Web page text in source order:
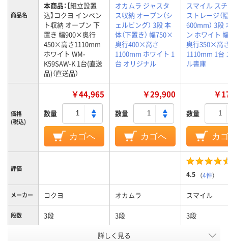
商品名
本商品：【組立設置
込】コクヨ インベン
ト収納 オープン 下
置き 幅900×奥行
450×高さ1110mm
ホワイト WM-
K59SAW-K 1台(直送
品)（直送品）
オカムラ ジャスタ
ス収納 オープン（シ
ェルビング） 3段 本
体（下置き） 幅750×
奥行400×高さ
1100mm ホワイト 1
台 オリジナル
スマイル ス
ストレージ（
600mm） 3段
ン ホワイト
奥行350×高
1110mm 1台
ル書庫
価格
(税込)
￥44,965
数量
カゴへ
￥29,900
数量
カゴへ
￥
数量
カ
評価
4.5 （4件）
メーカー コクヨ オカムラ スマイル
段数 3段 3段 3段
オープンタイプ オープンタ
詳しく見る